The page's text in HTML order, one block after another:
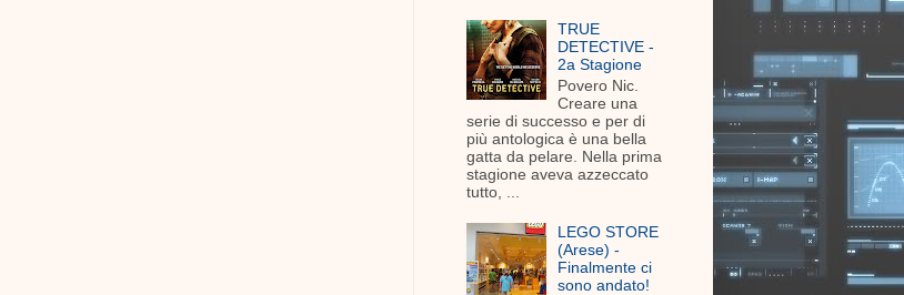
TRUE
DETECTIVE -
2a Stagione
Povero Nic.
Creare una
serie di successo e per di
più antologica è una bella
gatta da pelare. Nella prima
stagione aveva azzeccato
tutto, ...
LEGO STORE
(Arese) -
Finalmente ci
sono andato!